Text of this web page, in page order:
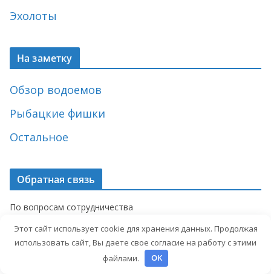
Эхолоты
На заметку
Обзор водоемов
Рыбацкие фишки
Остальное
Обратная связь
По вопросам сотрудничества
artyom.ivashkevich@gmail.com
Этот сайт использует cookie для хранения данных. Продолжая
использовать сайт, Вы даете свое согласие на работу с этими
файлами.
OK